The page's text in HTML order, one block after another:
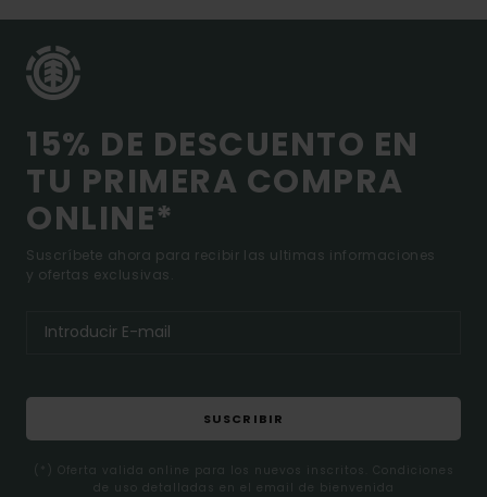
15% DE DESCUENTO EN
TU PRIMERA COMPRA
ONLINE*
Suscríbete ahora para recibir las ultimas informaciones
y ofertas exclusivas.
SUSCRIBIR
(*) Oferta valida online para los nuevos inscritos. Condiciones
de uso detalladas en el email de bienvenida